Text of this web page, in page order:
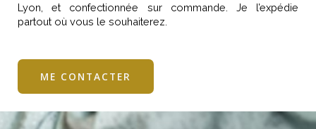
Lyon, et confectionnée sur commande. Je l’expédie
partout où vous le souhaiterez.
ME CONTACTER